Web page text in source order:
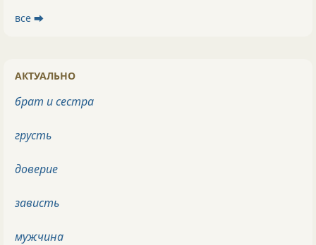
все ⮕
АКТУАЛЬНО
брат и сестра
грусть
доверие
зависть
мужчина